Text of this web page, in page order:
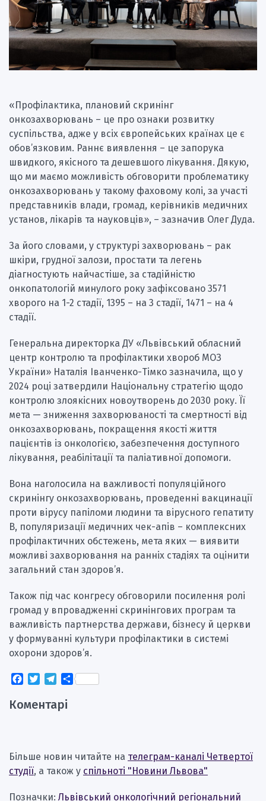
«Профілактика, плановий скринінг
онкозахворювань – це про ознаки розвитку
суспільства, адже у всіх європейських країнах це є
обов’язковим. Раннє виявлення – це запорука
швидкого, якісного та дешевшого лікування. Дякую,
що ми маємо можливість обговорити проблематику
онкозахворювань у такому фаховому колі, за участі
представників влади, громад, керівників медичних
установ, лікарів та науковців», – зазначив Олег Дуда.
За його словами, у структурі захворювань – рак
шкіри, грудної залози, простати та легень
діагностують найчастіше, за стадійністю
онкопатологій минулого року зафіксовано 3571
хворого на 1-2 стадії, 1395 – на 3 стадії, 1471 – на 4
стадії.
Генеральна директорка ДУ «Львівський обласний
центр контролю та профілактики хвороб МОЗ
України» Наталія Іванченко-Тімко зазначила, що у
2024 році затвердили Національну стратегію щодо
контролю злоякісних новоутворень до 2030 року. Її
мета — зниження захворюваності та смертності від
онкозахворювань, покращення якості життя
пацієнтів із онкологією, забезпечення доступного
лікування, реабілітації та паліативної допомоги.
Вона наголосила на важливості популяційного
скринінгу онкозахворювань, проведенні вакцинації
проти вірусу папіломи людини та вірусного гепатиту
В, популяризації медичних чек-апів – комплексних
профілактичних обстежень, мета яких — виявити
можливі захворювання на ранніх стадіях та оцінити
загальний стан здоров’я.
Також під час конгресу обговорили посилення ролі
громад у впровадженні скринінгових програм та
важливість партнерства держави, бізнесу й церкви
у формуванні культури профілактики в системі
охорони здоров’я.
Facebook
TwitterTelegram
Поділитися
Коментарі
Більше новин читайте на телеграм-каналі Четвертої
студії, а також у спільноті "Новини Львова"
Позначки: Львівський онкологічний регіональний